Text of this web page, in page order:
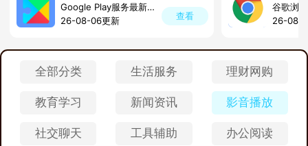
Google Play服务最新版本
26-08-06更新
查看
谷歌浏
26-08-
全部分类 生活服务 理财网购
教育学习 新闻资讯 影音播放
社交聊天 工具辅助 办公阅读